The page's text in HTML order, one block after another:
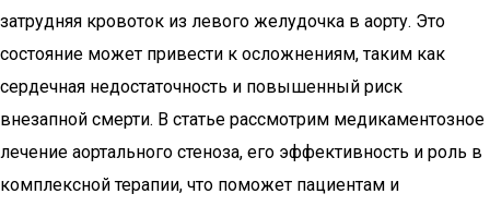
затрудняя кровоток из левого желудочка в аорту. Это
состояние может привести к осложнениям, таким как
сердечная недостаточность и повышенный риск
внезапной смерти. В статье рассмотрим медикаментозное
лечение аортального стеноза, его эффективность и роль в
комплексной терапии, что поможет пациентам и